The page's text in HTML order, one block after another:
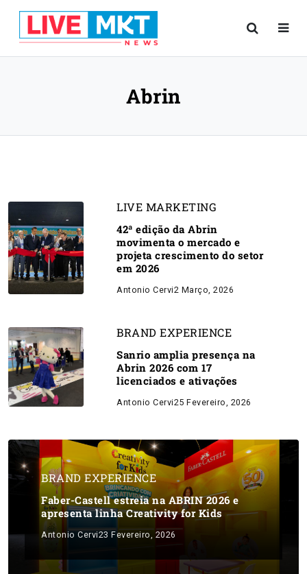
Abrin
LIVE MARKETING
42ª edição da Abrin
movimenta o mercado e
projeta crescimento do setor
em 2026
Antonio Cervi2 Março, 2026
BRAND EXPERIENCE
Sanrio amplia presença na
Abrin 2026 com 17
licenciados e ativações
Antonio Cervi25 Fevereiro, 2026
BRAND EXPERIENCE
Faber-Castell estreia na ABRIN 2026 e
apresenta linha Creativity for Kids
Antonio Cervi23 Fevereiro, 2026